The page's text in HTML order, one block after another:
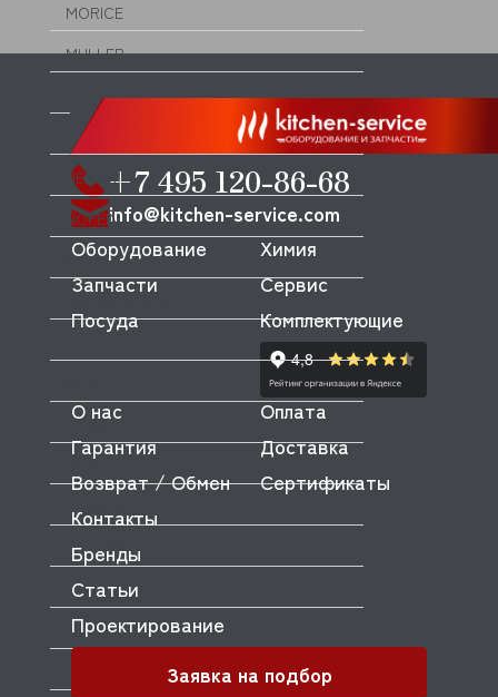
MORICE
MULLER
MUSSO
MVQ
NEMOX
NOPEIN
NTF
OLAB
OLIS
OLYMPIA
OMNIWASH
ORVED
OZTIRYAKILER
P.L. Proff Cuisine
+7 495 120-86-68
info@kitchen-service.com
Оборудование
Запчасти
Посуда
Химия
Сервис
Комплектующие
О нас
Оплата
Гарантия
Доставка
Возврат / Обмен
Сертификаты
Контакты
Бренды
Статьи
Проектирование
Заявка на подбор